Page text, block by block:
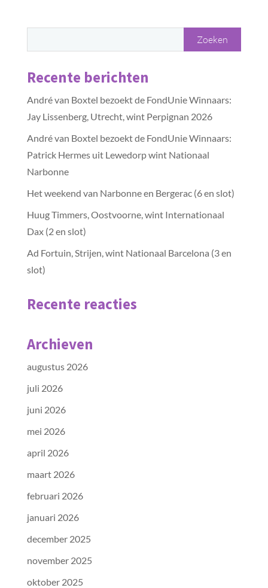
Recente berichten
André van Boxtel bezoekt de FondUnie Winnaars:
Jay Lissenberg, Utrecht, wint Perpignan 2026
André van Boxtel bezoekt de FondUnie Winnaars:
Patrick Hermes uit Lewedorp wint Nationaal
Narbonne
Het weekend van Narbonne en Bergerac (6 en slot)
Huug Timmers, Oostvoorne, wint Internationaal
Dax (2 en slot)
Ad Fortuin, Strijen, wint Nationaal Barcelona (3 en
slot)
Recente reacties
Archieven
augustus 2026
juli 2026
juni 2026
mei 2026
april 2026
maart 2026
februari 2026
januari 2026
december 2025
november 2025
oktober 2025